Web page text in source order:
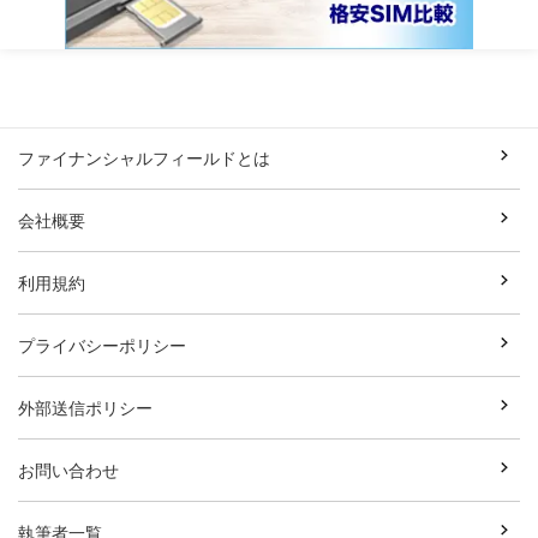
ファイナンシャルフィールドとは
会社概要
利用規約
プライバシーポリシー
外部送信ポリシー
お問い合わせ
執筆者一覧